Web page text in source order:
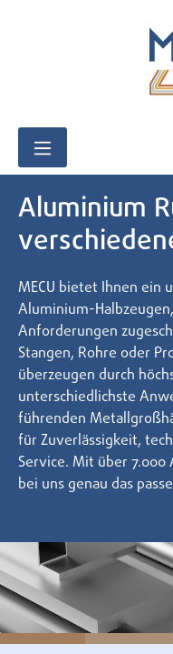
Aluminium
MECU bietet Ihnen ein
Aluminium-
Anforderungen
Stangen, Rohre oder
überzeugen durch
unterschiedlichste
führenden
für Zuverlässigkeit,
Service. Mit über
bei uns genau das